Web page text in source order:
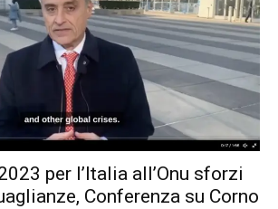
per l’Italia all’Onu sforzi
Conferenza su Corno